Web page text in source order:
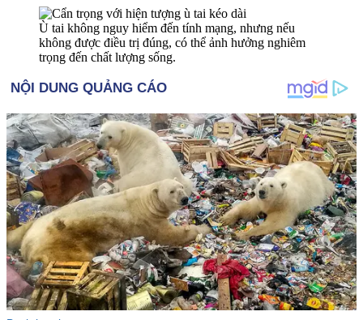
Ù tai không nguy hiểm đến tính mạng, nhưng nếu
không được điều trị đúng, có thể ảnh hưởng nghiêm
trọng đến chất lượng sống.